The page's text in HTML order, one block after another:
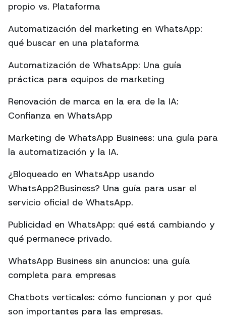
propio vs. Plataforma
Automatización del marketing en WhatsApp:
qué buscar en una plataforma
Automatización de WhatsApp: Una guía
práctica para equipos de marketing
Renovación de marca en la era de la IA:
Confianza en WhatsApp
Marketing de WhatsApp Business: una guía para
la automatización y la IA.
¿Bloqueado en WhatsApp usando
WhatsApp2Business? Una guía para usar el
servicio oficial de WhatsApp.
Publicidad en WhatsApp: qué está cambiando y
qué permanece privado.
WhatsApp Business sin anuncios: una guía
completa para empresas
Chatbots verticales: cómo funcionan y por qué
son importantes para las empresas.